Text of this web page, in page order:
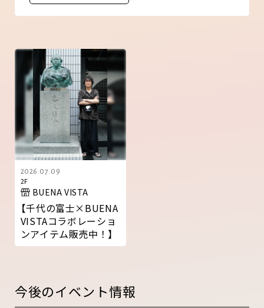
2026.07.09
2F
BUENA VISTA
【千代の富士×BUENA
VISTAコラボレーショ
ンアイテム販売中！】
今後のイベント情報